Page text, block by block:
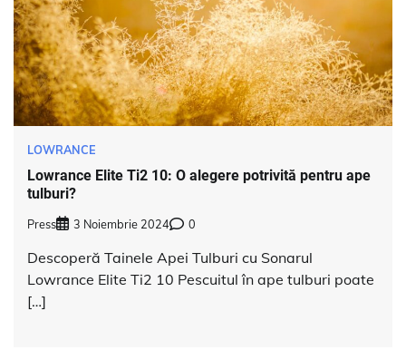
LOWRANCE
Lowrance Elite Ti2 10: O alegere potrivită pentru ape
tulburi?
Press 3 Noiembrie 2024 0
Descoperă Tainele Apei Tulburi cu Sonarul
Lowrance Elite Ti2 10 Pescuitul în ape tulburi poate
[…]